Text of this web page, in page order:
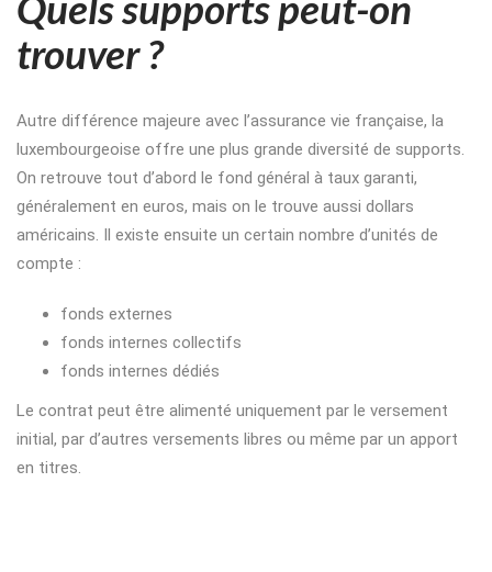
trouver ?
Autre différence majeure avec l’assurance vie française, la
luxembourgeoise offre une plus grande diversité de supports.
On retrouve tout d’abord le fond général à taux garanti,
généralement en euros, mais on le trouve aussi dollars
américains. Il existe ensuite un certain nombre d’unités de
compte :
fonds externes
fonds internes collectifs
fonds internes dédiés
Le contrat peut être alimenté uniquement par le versement
initial, par d’autres versements libres ou même par un apport
en titres.